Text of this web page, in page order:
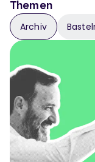
Themen
Archiv